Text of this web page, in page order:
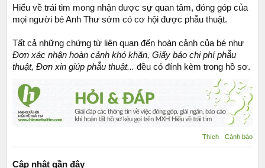
Hiểu về trái tim mong nhận được sự quan tâm, đóng góp của
mọi người bé Anh Thư sớm có cơ hội được phẫu thuật.
Tất cả những chứng từ liên quan đến hoàn cảnh của bé như
Đơn xác nhận hoàn cảnh khó khăn, Giấy báo chi phí phẫu
thuật, Đơn xin giúp phẫu thuật... đều có đính kèm trong hồ sơ.
Thích Cảnh báo
Cập nhật gần đây